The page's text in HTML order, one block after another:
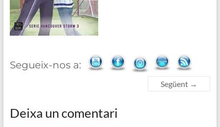
Segueix-nos a:
Següent →
Deixa un comentari